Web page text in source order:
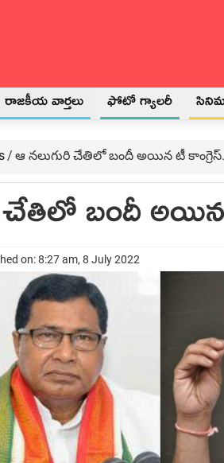
రాజకీయ వార్తలు ఫోటో గ్యాలరీ
/ ఆ న‌లుగురి చేతిలో బందీ అయిన టీ
చేతిలో బందీ అయిన
on: 8:27 am, 8 July 2022